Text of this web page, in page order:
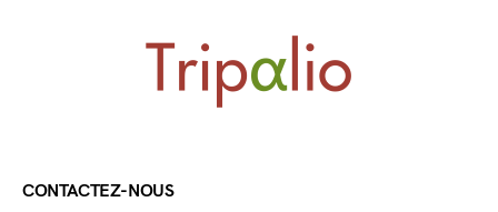
CONTACTEZ-NOUS